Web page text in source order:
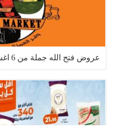
عروض فتح الله جملة من 6 اغسطس حتى 8 اغسطس 2026